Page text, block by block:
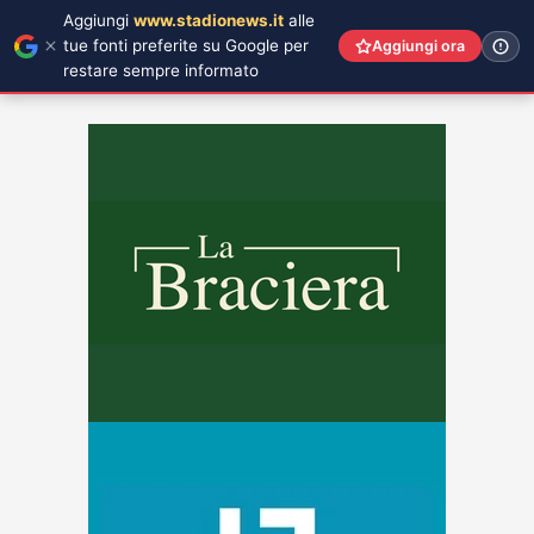
Aggiungi www.stadionews.it alle
tue fonti preferite su Google per
restare sempre informato
Aggiungi ora